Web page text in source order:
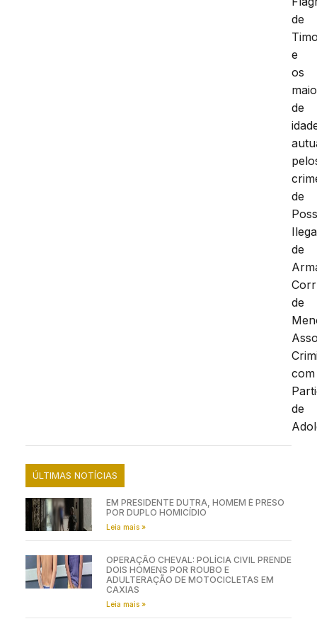
de
e
os
de
de
de
de
com
de
ÚLTIMAS NOTÍCIAS
EM PRESIDENTE DUTRA, HOMEM É PRESO
POR DUPLO HOMICÍDIO
Leia mais »
OPERAÇÃO CHEVAL: POLÍCIA CIVIL PRENDE
DOIS HOMENS POR ROUBO E
ADULTERAÇÃO DE MOTOCICLETAS EM
CAXIAS
Leia mais »